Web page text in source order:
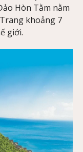
Hòn Tằm nằm
khoảng 7
giới.